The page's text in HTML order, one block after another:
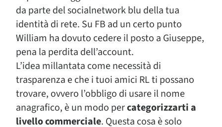
da parte del socialnetwork blu della tua
identità di rete. Su FB ad un certo punto
William ha dovuto cedere il posto a Giuseppe,
pena la perdita dell’account.
L’idea millantata come necessità di
trasparenza e che i tuoi amici RL ti possano
trovare, ovvero l’obbligo di usare il nome
anagrafico, è un modo percategorizzarti a
livello commerciale. Questa cosa è solo